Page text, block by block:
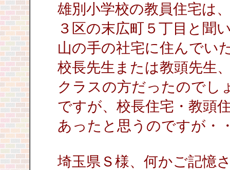
雄別小学校の教員住宅は
３区の末広町５丁目と聞
山の手の社宅に住んでい
校長先生または教頭先生
クラスの方だったのでし
ですが、校長住宅・教頭
あったと思うのですが・
埼玉県Ｓ様、何かご記憶